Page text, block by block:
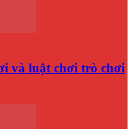
và luật chơi trò chơi